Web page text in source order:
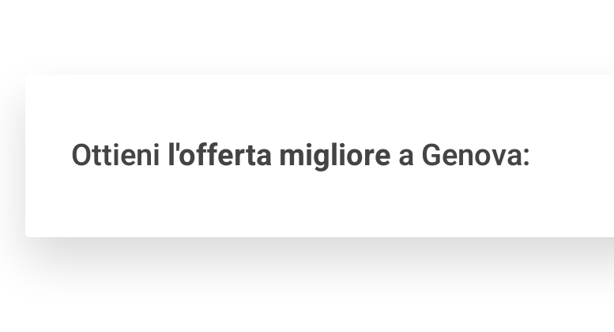
Ottieni l'offerta migliorea Genova: